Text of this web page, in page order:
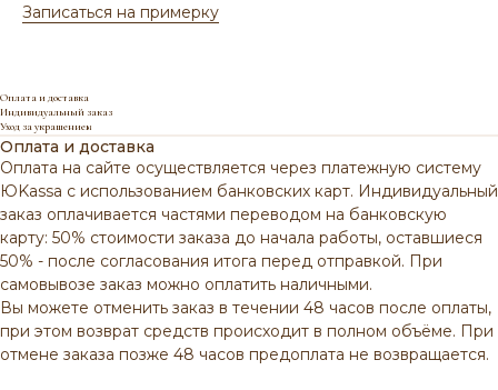
Записаться на примерку
Оплата и доставка
Индивидуальный заказ
Уход за украшением
Оплата и доставка
Оплата на сайте осуществляется через платежную систему
ЮKassa с использованием банковских карт. Индивидуальный
заказ оплачивается частями переводом на банковскую
карту: 50% стоимости заказа до начала работы, оставшиеся
50% - после согласования итога перед отправкой. При
самовывозе заказ можно оплатить наличными.
Вы можете отменить заказ в течении 48 часов после оплаты,
при этом возврат средств происходит в полном объёме. При
отмене заказа позже 48 часов предоплата не возвращается.